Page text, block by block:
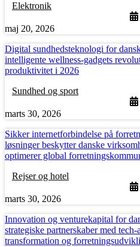
Elektronik
maj 20, 2026
Digital sundhedsteknologi for
intelligente wellness-gadgets
produktivitet i 2026
Sundhed og sport
marts 30, 2026
Sikker internetforbindelse på
løsninger beskytter danske
optimerer global
Rejser og hotel
marts 30, 2026
Innovation og venturekapital for
strategiske partnerskaber med
transformation og